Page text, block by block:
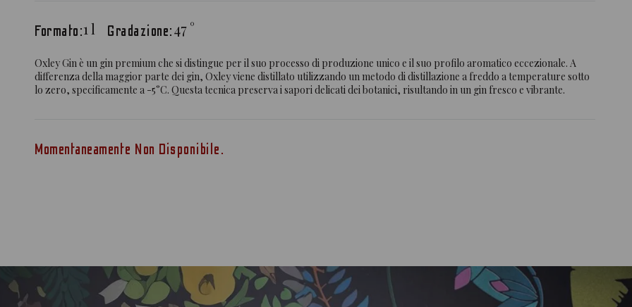
Formato:1 l Gradazione:47°
Oxley Gin è un gin premium che si distingue per il suo processo di produzione unico e il suo profilo aromatico eccezionale. A
differenza della maggior parte dei gin, Oxley viene distillato utilizzando un metodo di distillazione a freddo a temperature sotto
lo zero, specificamente a -5°C. Questa tecnica preserva i sapori delicati dei botanici, risultando in un gin fresco e vibrante.
Momentaneamente Non Disponibile.